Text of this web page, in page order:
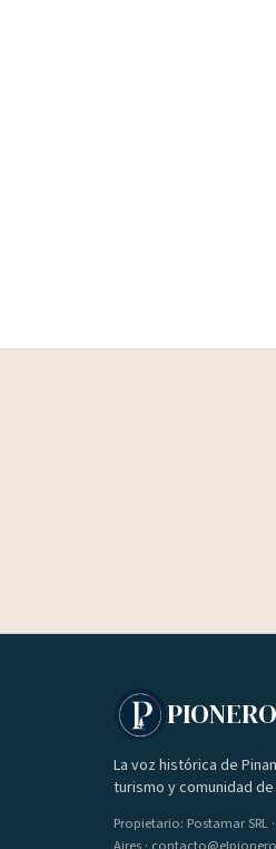
PIONERO
La voz histórica de
turismo y comunidad
Propietario: Postamar SRL